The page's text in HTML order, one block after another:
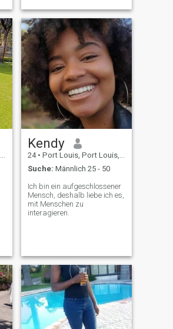
Kendy
24 • Port Louis, Port Louis, Mauritius
Suche: Männlich 25 - 50
Ich bin ein aufgeschlossener
Mensch, deshalb liebe ich es,
mit Menschen zu
interagieren.